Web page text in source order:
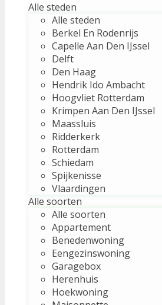
Alle steden
Alle steden
Berkel En Rodenrijs
Capelle Aan Den IJssel
Delft
Den Haag
Hendrik Ido Ambacht
Hoogvliet Rotterdam
Krimpen Aan Den IJssel
Maassluis
Ridderkerk
Rotterdam
Schiedam
Spijkenisse
Vlaardingen
Alle soorten
Alle soorten
Appartement
Benedenwoning
Eengezinswoning
Garagebox
Herenhuis
Hoekwoning